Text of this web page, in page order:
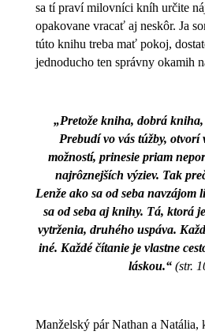
sa tí praví milovníci kníh určite
opakovane vracať aj neskôr. Ja
túto knihu treba mať pokoj,
jednoducho ten správny okamih
„Pretože kniha, dobrá kniha,
Prebudí vo vás túžby, otvorí
možností, prinesie priam
najrôznejších výziev. Tak
Lenže ako sa od seba
sa od seba aj knihy. Tá, ktorá
vytrženia, druhého uspáva.
iné. Každé čítanie je vlastne
láskou.“ (str.
Manželský pár Nathan a Natália,